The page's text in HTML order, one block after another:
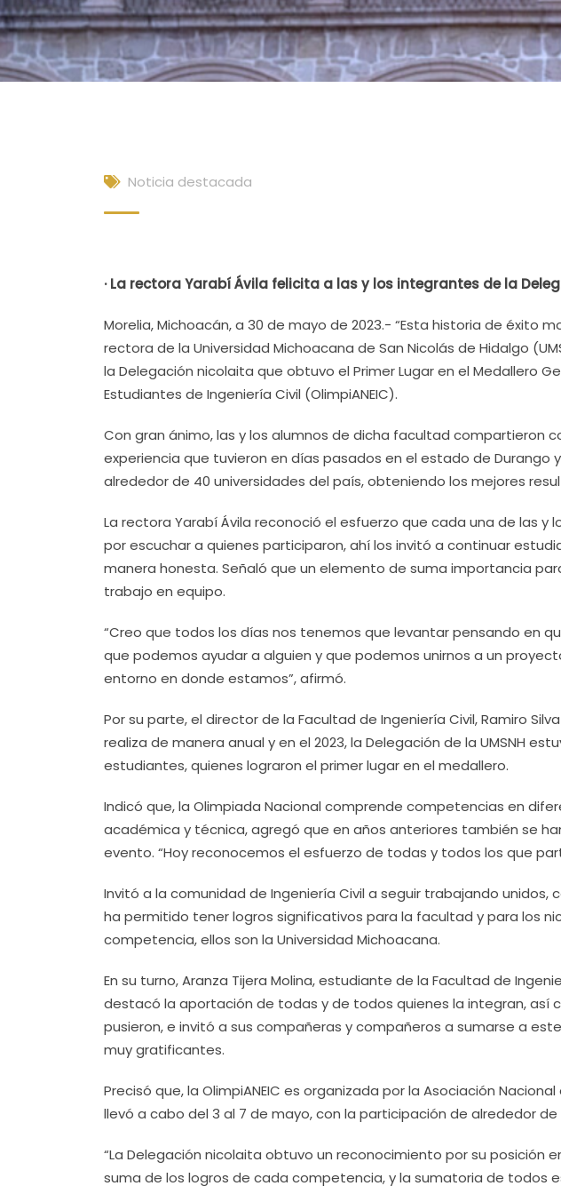
Noticia destacada
· La rectora Yarabí Ávila felicita a las y los integrantes de la
Morelia, Michoacán, a 30 de mayo de 2023.- “Esta historia de éxito
rectora de la Universidad Michoacana de San Nicolás de Hidalgo
la Delegación nicolaita que obtuvo el Primer Lugar en el Medallero
Estudiantes de Ingeniería Civil (OlimpiANEIC).
Con gran ánimo, las y los alumnos de dicha facultad compartieron
experiencia que tuvieron en días pasados en el estado de
alrededor de 40 universidades del país, obteniendo los mejores
La rectora Yarabí Ávila reconoció el esfuerzo que cada una de las y
por escuchar a quienes participaron, ahí los invitó a continuar
manera honesta. Señaló que un elemento de suma importancia
trabajo en equipo.
“Creo que todos los días nos tenemos que levantar pensando en
que podemos ayudar a alguien y que podemos unirnos a un
entorno en donde estamos”, afirmó.
Por su parte, el director de la Facultad de Ingeniería Civil, Ramiro
realiza de manera anual y en el 2023, la Delegación de la UMSNH
estudiantes, quienes lograron el primer lugar en el medallero.
Indicó que, la Olimpiada Nacional comprende competencias en
académica y técnica, agregó que en años anteriores también se
evento. “Hoy reconocemos el esfuerzo de todas y todos los que
Invitó a la comunidad de Ingeniería Civil a seguir trabajando unidos,
ha permitido tener logros significativos para la facultad y para los
competencia, ellos son la Universidad Michoacana.
En su turno, Aranza Tijera Molina, estudiante de la Facultad de
destacó la aportación de todas y de todos quienes la integran, así
pusieron, e invitó a sus compañeras y compañeros a sumarse a
muy gratificantes.
Precisó que, la OlimpiANEIC es organizada por la Asociación
llevó a cabo del 3 al 7 de mayo, con la participación de alrededor
“La Delegación nicolaita obtuvo un reconocimiento por su posición
suma de los logros de cada competencia, y la sumatoria de todos